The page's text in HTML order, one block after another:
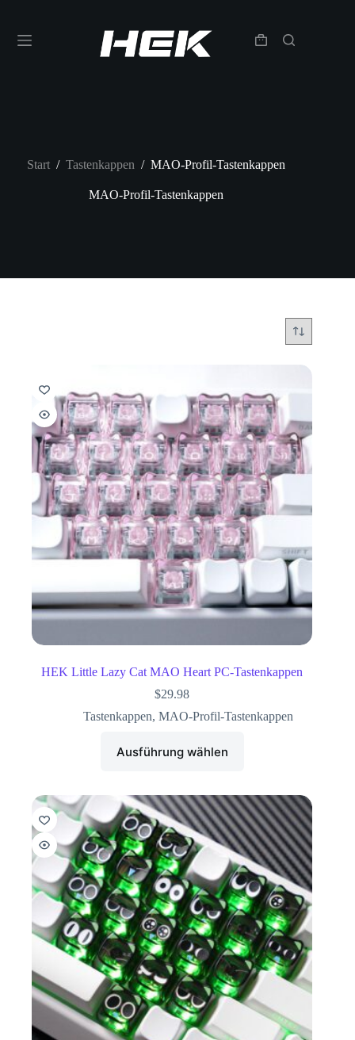
Start / Tastenkappen / MAO-Profil-Tastenkappen
MAO-Profil-Tastenkappen
HEK Little Lazy Cat MAO Heart PC-Tastenkappen
$29.98
Tastenkappen, MAO-Profil-Tastenkappen
Ausführung wählen